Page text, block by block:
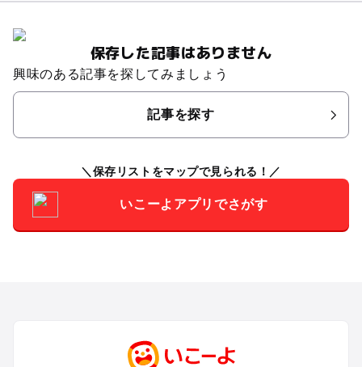
保存した記事はありません
興味のある記事を探してみましょう
記事を探す
保存リストをマップで見られる！
いこーよアプリでさがす